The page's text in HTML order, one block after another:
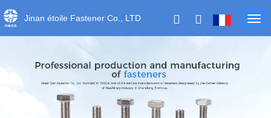
Jinan étoile Fastener Co., LTD